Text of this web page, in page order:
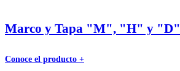
Marco y Tapa "M", "H" y "D"
Conoce el producto +